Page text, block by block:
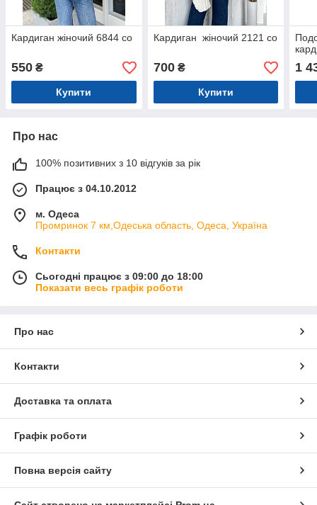
Кардиган жіночий 6844 со
550 ₴
Купити
Кардиган жіночий 2121 со
700₴
Купити
1
Про нас
100% позитивних з 10 відгуків за рік
Працює з 04.10.2012
м. Одеса
Промринок 7 км,Одеська область, Одеса, Україна
Контакти
Сьогодні працює з 09:00 до 18:00
Показати весь графік роботи
Про нас
Контакти
Доставка та оплата
Графік роботи
Повна версія сайту